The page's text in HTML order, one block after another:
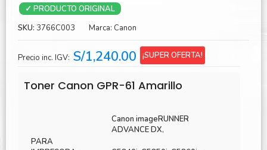
✓ PRODUCTO ORIGINAL
SKU: 3766C003 Marca: Canon
Precio inc. IGV: S/1,240.00 ¡SUPER OFERTA!
Toner Canon GPR-61 Amarillo
PARA
Canon imageRUNNER
ADVANCE DX,